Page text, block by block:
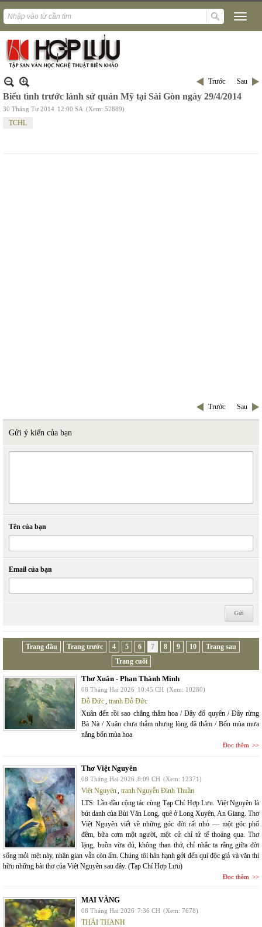
Trước Sau
Biểu tình trước lảnh sứ quán Mỹ tại Sài Gòn ngày 29/4/2014
30 Tháng Tư 2014 12:00 SA (Xem: 52889)
TCHL
Trước Sau
Gửi ý kiến của bạn
Tên của bạn
Email của bạn
Trang đầu Trang trước 4 5 6 7 8 9 10
Trang sau
Trang cuối
Thơ Xuân - Phan Thành Minh
08 Tháng Hai 2026 10:45 CH (Xem: 10280)
Đỗ Đức, tranh Đỗ Đức
Xuân đến rồi sao chẳng thắm hoa / Đây đổ quyên / Đây rừng
Bà Nà / Xuân chưa thắm nhưng lòng đã thắm / Bốn mùa mưa
nắng bốn mùa hoa
Đọc thêm
Thơ Việt Nguyên
08 Tháng Hai 2026 8:09 CH (Xem: 12371)
Việt Nguyên, tranh Nguyễn Đình Thuần
LTS: Lần đầu cộng tác cùng Tạp Chí Hợp Lưu. Việt Nguyên là
bút danh của Bùi Văn Long, quê ở Long Xuyên, An Giang. Thơ
Việt Nguyên viết về những góc đời rất nhỏ — một góc phố
đêm, bữa cơm một người, một cử chỉ tử tế thoáng qua. Thơ
lặng, buồn vừa đủ, không than thở, chỉ nhắc ta rằng giữa đời
sống mỏi mệt này, nhân gian vẫn còn ấm. Chúng tôi hân hạnh gởi đến quí độc giả và văn thi
hữu những bài thơ của Việt Nguyên sau đây. (Tạp Chí Hợp Lưu)
Đọc thêm
MAI VÀNG
08 Tháng Hai 2026 7:36 CH (Xem: 7678)
THÁI THANH